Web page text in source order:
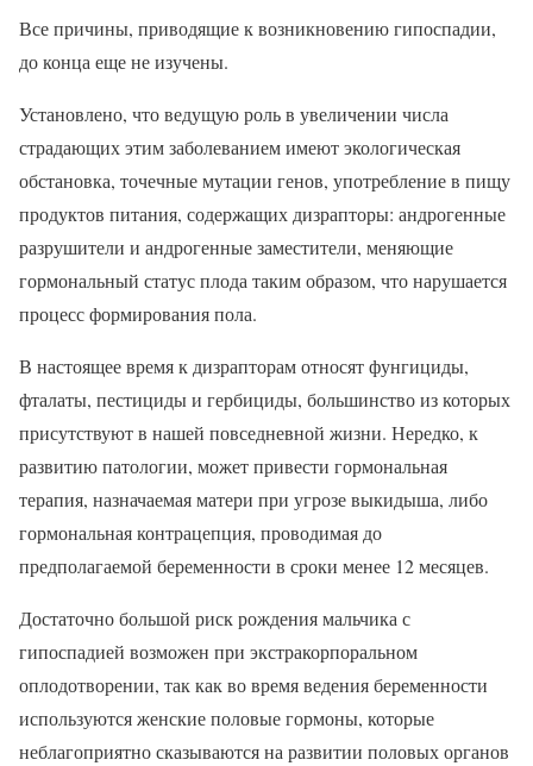
Все причины, приводящие к возникновению гипоспадии,
до конца еще не изучены.
Установлено, что ведущую роль в увеличении числа
страдающих этим заболеванием имеют экологическая
обстановка, точечные мутации генов, употребление в пищу
продуктов питания, содержащих дизрапторы: андрогенные
разрушители и андрогенные заместители, меняющие
гормональный статус плода таким образом, что нарушается
процесс формирования пола.
В настоящее время к дизрапторам относят фунгициды,
фталаты, пестициды и гербициды, большинство из которых
присутствуют в нашей повседневной жизни. Нередко, к
развитию патологии, может привести гормональная
терапия, назначаемая матери при угрозе выкидыша, либо
гормональная контрацепция, проводимая до
предполагаемой беременности в сроки менее 12 месяцев.
Достаточно большой риск рождения мальчика с
гипоспадией возможен при экстракорпоральном
оплодотворении, так как во время ведения беременности
используются женские половые гормоны, которые
неблагоприятно сказываются на развитии половых органов